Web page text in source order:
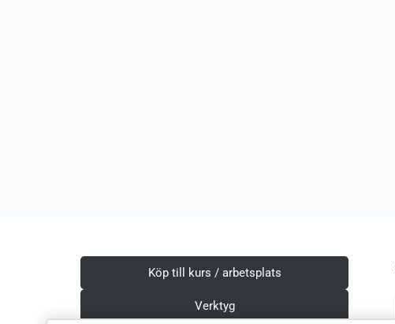
Köp till kurs / arbetsplats
Verktyg